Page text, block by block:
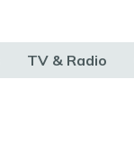
TV & Radio